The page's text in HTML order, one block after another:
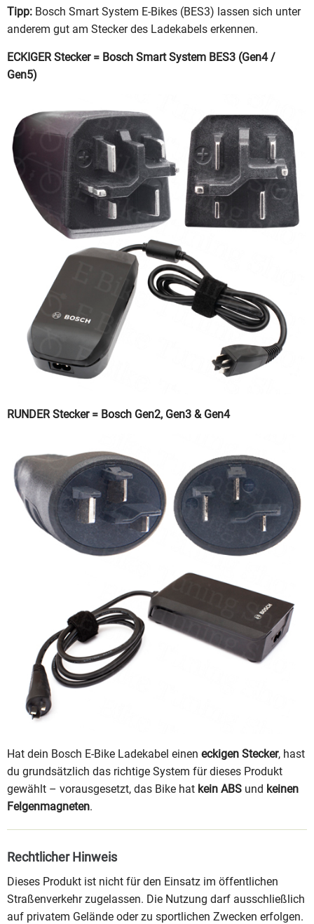
Tipp: Bosch Smart System E-Bikes (BES3) lassen sich unter
anderem gut am Stecker des Ladekabels erkennen.
ECKIGER Stecker = Bosch Smart System BES3 (Gen4 /
Gen5)
RUNDER Stecker = Bosch Gen2, Gen3 & Gen4
Hat dein Bosch E-Bike Ladekabel einen eckigen Stecker, hast
du grundsätzlich das richtige System für dieses Produkt
gewählt – vorausgesetzt, das Bike hat kein ABS und keinen
Felgenmagneten.
Rechtlicher Hinweis
Dieses Produkt ist nicht für den Einsatz im öffentlichen
Straßenverkehr zugelassen. Die Nutzung darf ausschließlich
auf privatem Gelände oder zu sportlichen Zwecken erfolgen.